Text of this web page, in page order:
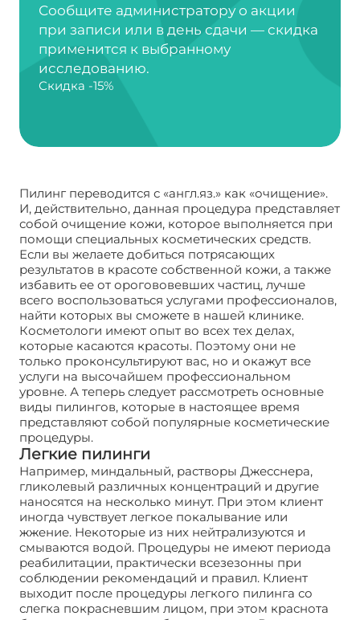
Сообщите администратору о акции
при записи или в день сдачи — скидка
применится к выбранному
исследованию.
Скидка -15%
Пилинг переводится с «англ.яз.» как «очищение».
И, действительно, данная процедура представляет
собой очищение кожи, которое выполняется при
помощи специальных косметических средств.
Если вы желаете добиться потрясающих
результатов в красоте собственной кожи, а также
избавить ее от орогововевших частиц, лучше
всего воспользоваться услугами профессионалов,
найти которых вы сможете в нашей клинике.
Косметологи имеют опыт во всех тех делах,
которые касаются красоты. Поэтому они не
только проконсультируют вас, но и окажут все
услуги на высочайшем профессиональном
уровне. А теперь следует рассмотреть основные
виды пилингов, которые в настоящее время
представляют собой популярные косметические
процедуры.
Легкие пилинги
Например, миндальный, растворы Джесснера,
гликолевый различных концентраций и другие
наносятся на несколько минут. При этом клиент
иногда чувствует легкое покалывание или
жжение. Некоторые из них нейтрализуются и
смываются водой. Процедуры не имеют периода
реабилитации, практически всезезонны при
соблюдении рекомендаций и правил. Клиент
выходит после процедуры легкого пилинга со
слегка покрасневшим лицом, при этом краснота